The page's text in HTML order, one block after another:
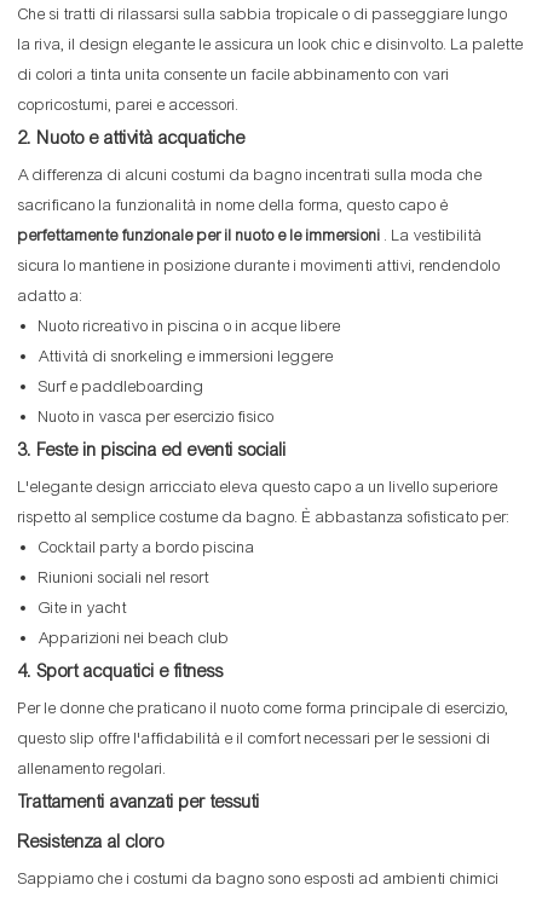
Che si tratti di rilassarsi sulla sabbia tropicale o di passeggiare lungo
la riva, il design elegante le assicura un look chic e disinvolto. La palette
di colori a tinta unita consente un facile abbinamento con vari
copricostumi, parei e accessori.
2. Nuoto e attività acquatiche
A differenza di alcuni costumi da bagno incentrati sulla moda che
sacrificano la funzionalità in nome della forma, questo capo è
perfettamente funzionale per il nuoto e le immersioni . La vestibilità
sicura lo mantiene in posizione durante i movimenti attivi, rendendolo
adatto a:
Nuoto ricreativo in piscina o in acque libere
Attività di snorkeling e immersioni leggere
Surf e paddleboarding
Nuoto in vasca per esercizio fisico
3. Feste in piscina ed eventi sociali
L'elegante design arricciato eleva questo capo a un livello superiore
rispetto al semplice costume da bagno. È abbastanza sofisticato per:
Cocktail party a bordo piscina
Riunioni sociali nel resort
Gite in yacht
Apparizioni nei beach club
4. Sport acquatici e fitness
Per le donne che praticano il nuoto come forma principale di esercizio,
questo slip offre l'affidabilità e il comfort necessari per le sessioni di
allenamento regolari.
Trattamenti avanzati per tessuti
Resistenza al cloro
Sappiamo che i costumi da bagno sono esposti ad ambienti chimici